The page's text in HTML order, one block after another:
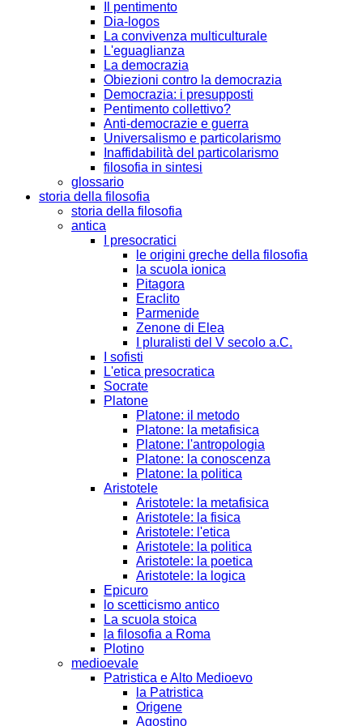
Il pentimento
Dia-logos
La convivenza multiculturale
L'eguaglianza
La democrazia
Obiezioni contro la democrazia
Democrazia: i presupposti
Pentimento collettivo?
Anti-democrazie e guerra
Universalismo e particolarismo
Inaffidabilità del particolarismo
filosofia in sintesi
glossario
storia della filosofia
storia della filosofia
antica
I presocratici
le origini greche della filosofia
la scuola ionica
Pitagora
Eraclito
Parmenide
Zenone di Elea
I pluralisti del V secolo a.C.
I sofisti
L'etica presocratica
Socrate
Platone
Platone: il metodo
Platone: la metafisica
Platone: l'antropologia
Platone: la conoscenza
Platone: la politica
Aristotele
Aristotele: la metafisica
Aristotele: la fisica
Aristotele: l'etica
Aristotele: la politica
Aristotele: la poetica
Aristotele: la logica
Epicuro
lo scetticismo antico
La scuola stoica
la filosofia a Roma
Plotino
medioevale
Patristica e Alto Medioevo
la Patristica
Origene
Agostino